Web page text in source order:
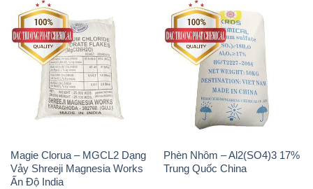
Magie Clorua – MGCL2 Dạng
Vảy Shreeji Magnesia Works
Ấn Độ India
Phèn Nhôm – Al2(SO4)3 17%
Trung Quốc China